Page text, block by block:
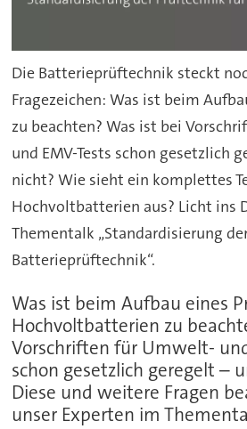
Die Batterieprüftechnik steckt
Fragezeichen: Was ist beim
zu beachten? Was ist bei
und EMV-Tests schon gesetzlich
nicht? Wie sieht ein komplettes
Hochvoltbatterien aus? Licht ins
Thementalk „Standardisierung
Batterieprüftechnik“.
Was ist beim Aufbau eines
Hochvoltbatterien zu
Vorschriften für Umwelt-
schon gesetzlich geregelt –
Diese und weitere Fragen
unser Experten im